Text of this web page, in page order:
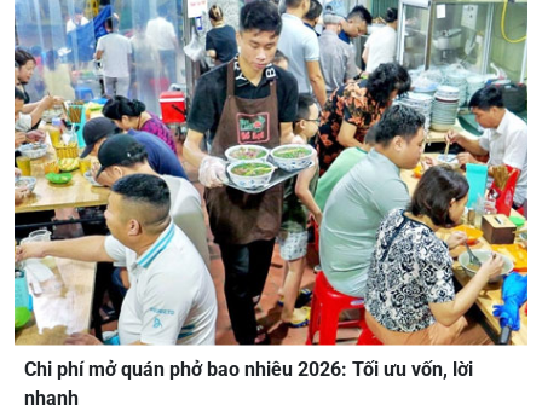
Chi phí mở quán phở bao nhiêu 2026: Tối ưu vốn, lời
nhanh